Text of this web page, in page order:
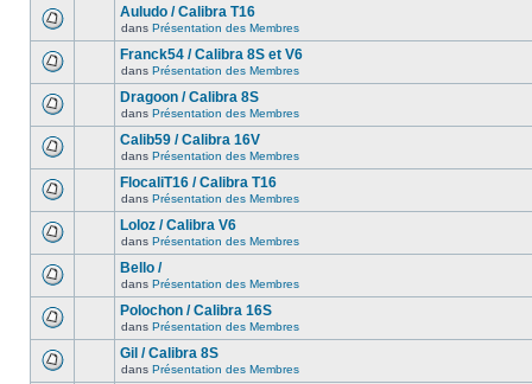
Auludo / Calibra T16
dans Présentation des Membres
Franck54 / Calibra 8S et V6
dans Présentation des Membres
Dragoon / Calibra 8S
dans Présentation des Membres
Calib59 / Calibra 16V
dans Présentation des Membres
FlocaliT16 / Calibra T16
dans Présentation des Membres
Loloz / Calibra V6
dans Présentation des Membres
Bello /
dans Présentation des Membres
Polochon / Calibra 16S
dans Présentation des Membres
Gil / Calibra 8S
dans Présentation des Membres